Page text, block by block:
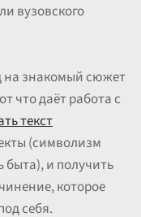
вузовского
на знакомый сюжет
что даёт работа с
текст
(символизм
и получить
которое
себя.